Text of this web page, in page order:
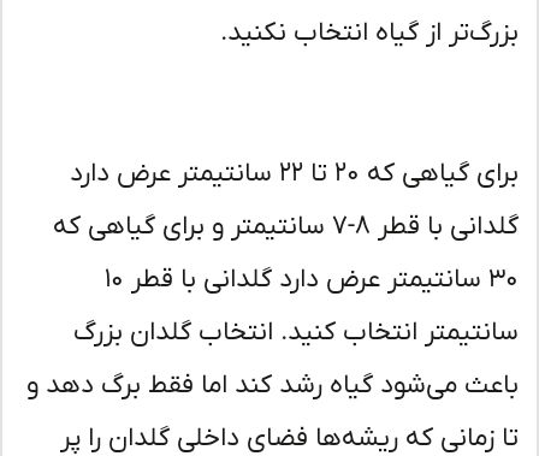
از گیاه انتخاب نکنید.
برای گیاهی که ۲۰ تا ۲۲ سانتیمتر عرض دارد
گلدانی با قطر ۸-۷ سانتیمتر و برای گیاهی که
۳۰ سانتیمتر عرض دارد گلدانی با قطر ۱۰
انتخاب کنید. انتخاب گلدان بزرگ
می‌شود گیاه رشد کند اما فقط برگ دهد و
زمانی که ریشه‌ها فضای داخلی گلدان را پر